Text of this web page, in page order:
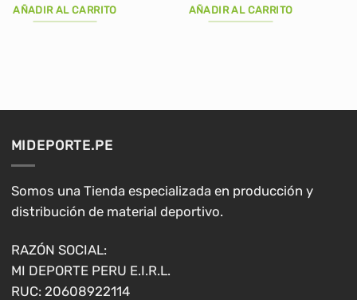
AÑADIR AL CARRITO
original
era:
actual
AÑADIR AL CARRITO
MIDEPORTE.PE
Somos una Tienda especializada en producción y
distribución de material deportivo.
RAZÓN SOCIAL:
MI DEPORTE PERU E.I.R.L.
RUC: 20608922114